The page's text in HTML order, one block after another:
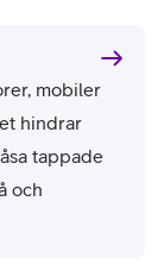
mobiler
hindrar
tappade
och